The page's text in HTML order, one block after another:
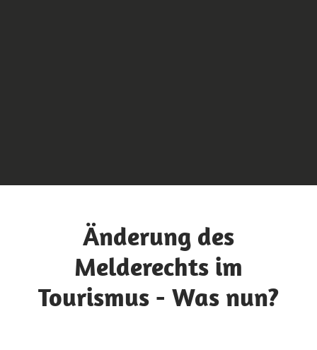
Änderung des
Melderechts im
Tourismus - Was nun?